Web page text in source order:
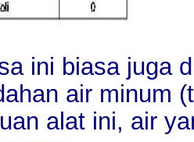
ini biasa juga
air minum
alat ini, air